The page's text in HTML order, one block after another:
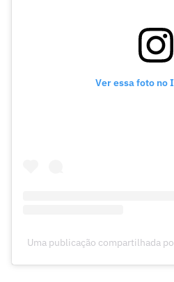
Ver essa foto no
Uma publicação compartilhada